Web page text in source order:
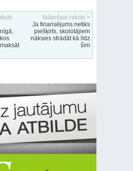
Nākošais raksts >
Ja finansējums netiks
piešķirts, skolotājiem
nāksies strādāt kā līdz
šim